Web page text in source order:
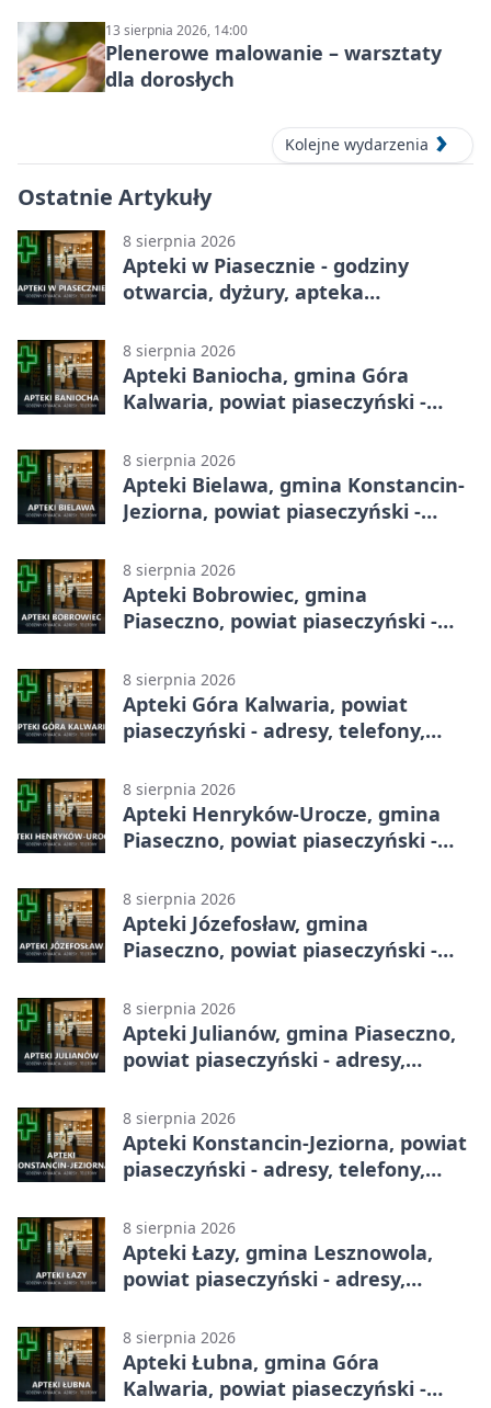
13 sierpnia 2026, 14:00
Plenerowe malowanie – warsztaty
dla dorosłych
Kolejne wydarzenia
Ostatnie Artykuły
8 sierpnia 2026
Apteki w Piasecznie - godziny
otwarcia, dyżury, apteka
8 sierpnia 2026
Apteki Baniocha, gmina Góra
Kalwaria, powiat piaseczyński -
8 sierpnia 2026
Apteki Bielawa, gmina Konstancin-
Jeziorna, powiat piaseczyński -
8 sierpnia 2026
Apteki Bobrowiec, gmina
Piaseczno, powiat piaseczyński -
8 sierpnia 2026
Apteki Góra Kalwaria, powiat
piaseczyński - adresy, telefony,
8 sierpnia 2026
Apteki Henryków-Urocze, gmina
Piaseczno, powiat piaseczyński -
8 sierpnia 2026
Apteki Józefosław, gmina
Piaseczno, powiat piaseczyński -
8 sierpnia 2026
Apteki Julianów, gmina Piaseczno,
powiat piaseczyński - adresy,
8 sierpnia 2026
Apteki Konstancin-Jeziorna, powiat
piaseczyński - adresy, telefony,
8 sierpnia 2026
Apteki Łazy, gmina Lesznowola,
powiat piaseczyński - adresy,
8 sierpnia 2026
Apteki Łubna, gmina Góra
Kalwaria, powiat piaseczyński -